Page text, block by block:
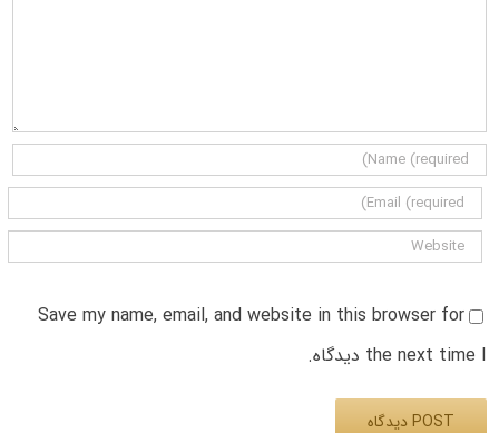
Save my name, email, and website in this browser for
the next time I دیدگاه.